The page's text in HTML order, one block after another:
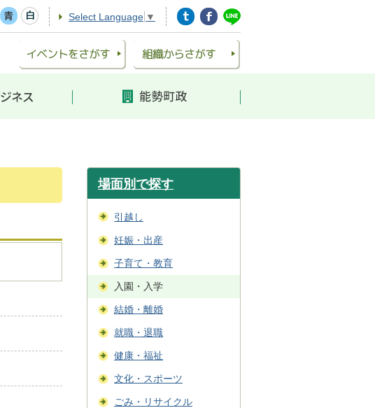
Select Language ▼
場面別で探す
引越し
妊娠・出産
子育て・教育
入園・入学
結婚・離婚
就職・退職
健康・福祉
文化・スポーツ
ごみ・リサイクル